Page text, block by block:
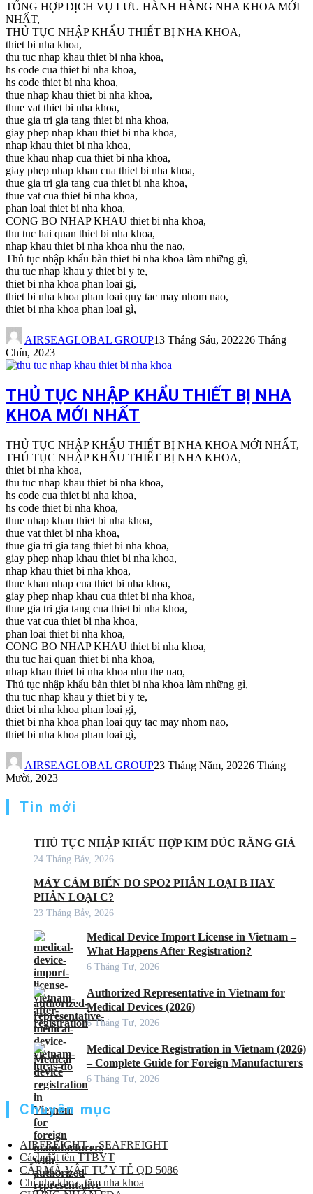
TỔNG HỢP DỊCH VỤ LƯU HÀNH HÀNG NHA KHOA MỚI
NHẤT,
THỦ TỤC NHẬP KHẨU THIẾT BỊ NHA KHOA,
thiet bi nha khoa,
thu tuc nhap khau thiet bi nha khoa,
hs code cua thiet bi nha khoa,
hs code thiet bi nha khoa,
thue nhap khau thiet bi nha khoa,
thue vat thiet bi nha khoa,
thue gia tri gia tang thiet bi nha khoa,
giay phep nhap khau thiet bi nha khoa,
nhap khau thiet bi nha khoa,
thue khau nhap cua thiet bi nha khoa,
giay phep nhap khau cua thiet bi nha khoa,
thue gia tri gia tang cua thiet bi nha khoa,
thue vat cua thiet bi nha khoa,
phan loai thiet bi nha khoa,
CONG BO NHAP KHAU thiet bi nha khoa,
thu tuc hai quan thiet bi nha khoa,
nhap khau thiet bi nha khoa nhu the nao,
Thủ tục nhập khẩu bàn thiet bi nha khoa làm những gì,
thu tuc nhap khau y thiet bi y te,
thiet bi nha khoa phan loai gi,
thiet bi nha khoa phan loai quy tac may nhom nao,
thiet bi nha khoa phan loai gì,
AIRSEAGLOBAL GROUP13 Tháng Sáu, 202226 Tháng
Chín, 2023
THỦ TỤC NHẬP KHẨU THIẾT BỊ NHA
KHOA MỚI NHẤT
THỦ TỤC NHẬP KHẨU THIẾT BỊ NHA KHOA MỚI NHẤT,
THỦ TỤC NHẬP KHẨU THIẾT BỊ NHA KHOA,
thiet bi nha khoa,
thu tuc nhap khau thiet bi nha khoa,
hs code cua thiet bi nha khoa,
hs code thiet bi nha khoa,
thue nhap khau thiet bi nha khoa,
thue vat thiet bi nha khoa,
thue gia tri gia tang thiet bi nha khoa,
giay phep nhap khau thiet bi nha khoa,
nhap khau thiet bi nha khoa,
thue khau nhap cua thiet bi nha khoa,
giay phep nhap khau cua thiet bi nha khoa,
thue gia tri gia tang cua thiet bi nha khoa,
thue vat cua thiet bi nha khoa,
phan loai thiet bi nha khoa,
CONG BO NHAP KHAU thiet bi nha khoa,
thu tuc hai quan thiet bi nha khoa,
nhap khau thiet bi nha khoa nhu the nao,
Thủ tục nhập khẩu bàn thiet bi nha khoa làm những gì,
thu tuc nhap khau y thiet bi y te,
thiet bi nha khoa phan loai gi,
thiet bi nha khoa phan loai quy tac may nhom nao,
thiet bi nha khoa phan loai gì,
AIRSEAGLOBAL GROUP23 Tháng Năm, 20226 Tháng
Mười, 2023
Tin mới
THỦ TỤC NHẬP KHẨU HỢP KIM ĐÚC RĂNG GIẢ
24 Tháng Bảy, 2026
MÁY CẢM BIẾN ĐO SPO2 PHÂN LOẠI B HAY
PHÂN LOẠI C?
23 Tháng Bảy, 2026
Medical Device Import License in Vietnam –
What Happens After Registration?
6 Tháng Tư, 2026
Authorized Representative in Vietnam for
Medical Devices (2026)
6 Tháng Tư, 2026
Medical Device Registration in Vietnam (2026)
– Complete Guide for Foreign Manufacturers
6 Tháng Tư, 2026
Chuyên mục
AIRFREIGHT – SEAFREIGHT
Cách đặt tên TTBYT
CẤP MÃ VẬT TƯ Y TẾ QĐ 5086
Chỉ nha khoa, tăm nha khoa